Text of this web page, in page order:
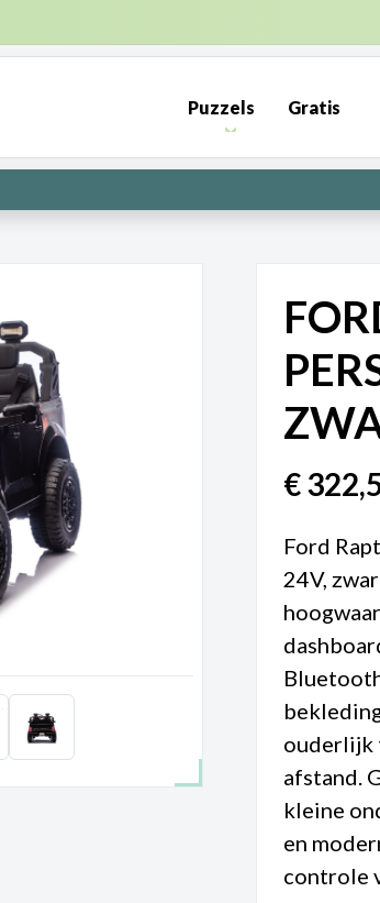
NL €6,95 (GRATIS VANAF €50) | BE
Puzzels Gratis
€
Ford
24V,
ouderlijk
afstand.
kleine
en
controle